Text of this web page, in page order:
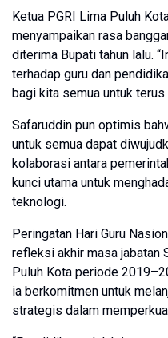
Ketua PGRI Lima Puluh
menyampaikan rasa
diterima Bupati tahun lalu.
terhadap guru dan
bagi kita semua untuk terus
Safaruddin pun optimis
untuk semua dapat
kolaborasi antara
kunci utama untuk
teknologi.
Peringatan Hari Guru
refleksi akhir masa jabatan
Puluh Kota periode
ia berkomitmen untuk
strategis dalam